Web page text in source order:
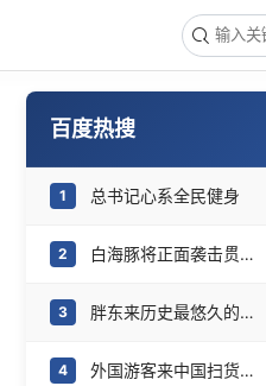
百度热搜
1 总书记心系全民健身
2 白海豚将正面袭击贯穿浙江
3 胖东来历史最悠久的门店之一将闭店
4 外国游客来中国扫货新特产